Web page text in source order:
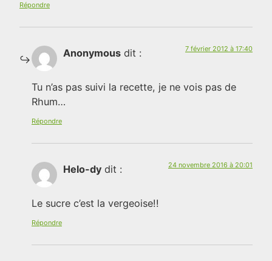
Répondre
Anonymous dit : 7 février 2012 à 17:40
Tu n’as pas suivi la recette, je ne vois pas de
Rhum…
Répondre
Helo-dy dit : 24 novembre 2016 à 20:01
Le sucre c’est la vergeoise!!
Répondre